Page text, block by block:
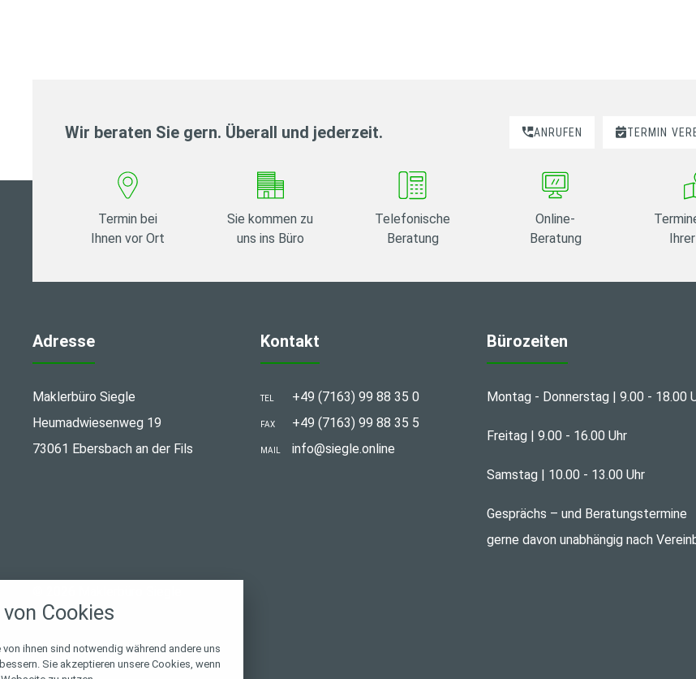
Wir beraten Sie gern. Überall und jederzeit. ANRUFEN TERMIN
Termin bei
Ihnen vor Ort
Sie kommen zu
uns ins Büro
Telefonische
Beratung
Online-
Beratung
Adresse
Maklerbüro Siegle
Heumadwiesenweg 19
73061 Ebersbach an der Fils
Kontakt
TEL +49 (7163) 99 88 35 0
FAX +49 (7163) 99 88 35 5
MAIL info@siegle.online
Bürozeiten
Montag - Donnerstag | 9.00 - 18.00
Freitag | 9.00 - 16.00 Uhr
Samstag | 10.00 - 13.00 Uhr
Gesprächs – und Beratungstermine
gerne davon unabhängig nach
Cookies
ihnen sind notwendig während andere uns
Sie akzeptieren unsere Cookies, wenn
akzeptieren oder zu blockieren.
Notwendig